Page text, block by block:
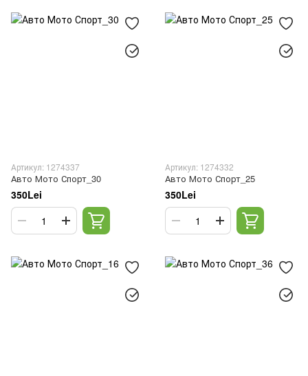
Артикул: 1274337
Авто Мото Спорт_30
350Lei
Артикул: 1274332
Авто Мото Спорт_25
350Lei